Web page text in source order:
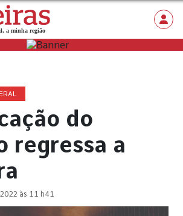
do
regressa a
às 11 h41